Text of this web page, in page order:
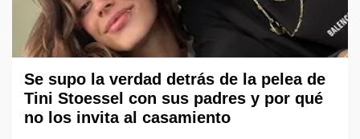
Se supo la verdad detrás de la pelea de
Tini Stoessel con sus padres y por qué
no los invita al casamiento